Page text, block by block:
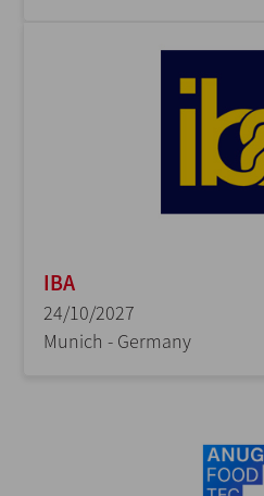
IBA
24/10/2027
Munich - Germany